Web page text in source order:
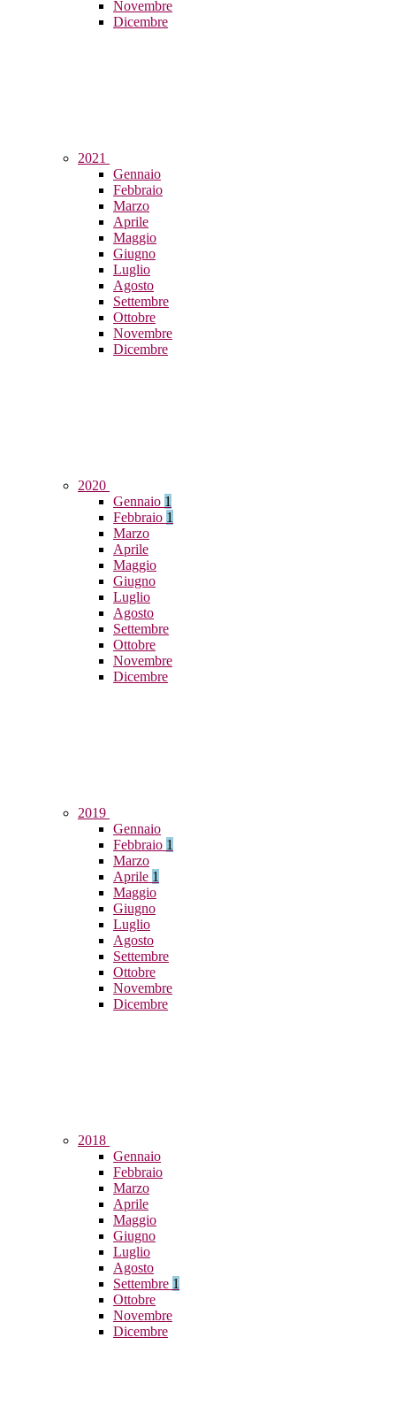
Novembre
Dicembre
2021
Gennaio
Febbraio
Marzo
Aprile
Maggio
Giugno
Luglio
Agosto
Settembre
Ottobre
Novembre
Dicembre
2020
Gennaio 1
Febbraio 1
Marzo
Aprile
Maggio
Giugno
Luglio
Agosto
Settembre
Ottobre
Novembre
Dicembre
2019
Gennaio
Febbraio 1
Marzo
Aprile 1
Maggio
Giugno
Luglio
Agosto
Settembre
Ottobre
Novembre
Dicembre
2018
Gennaio
Febbraio
Marzo
Aprile
Maggio
Giugno
Luglio
Agosto
Settembre 1
Ottobre
Novembre
Dicembre